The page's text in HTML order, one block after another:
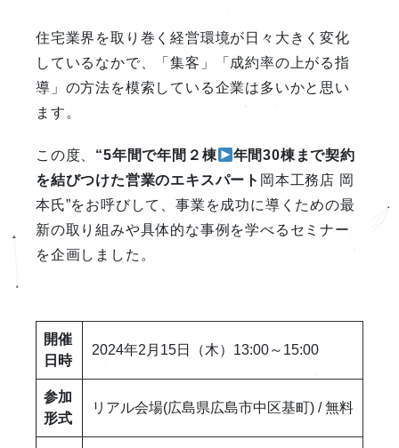
住宅業界を取り巻く経営環境が日々大きく変化
しているなかで、「集客」「成約率の上がる指
導」の方法を模索している企業は多いかと思い
ます。
この度、 “5年間で年間２棟
年間30棟まで契約
を結びつけた営業のエキスパート 岡本工務店 岡
本氏”をお呼びして、事業を成功に導くための最
新の取り組みや具体的な事例を学べるセミナー
を企画しました。
開催
日時
2024年2月15日（木）13:00～15:00
参加
形式
リアル会場(広島県広島市中区基町) / 無料